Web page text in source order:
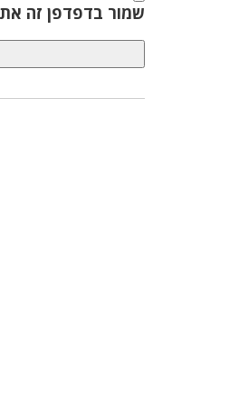
שמור בדפדפן זה